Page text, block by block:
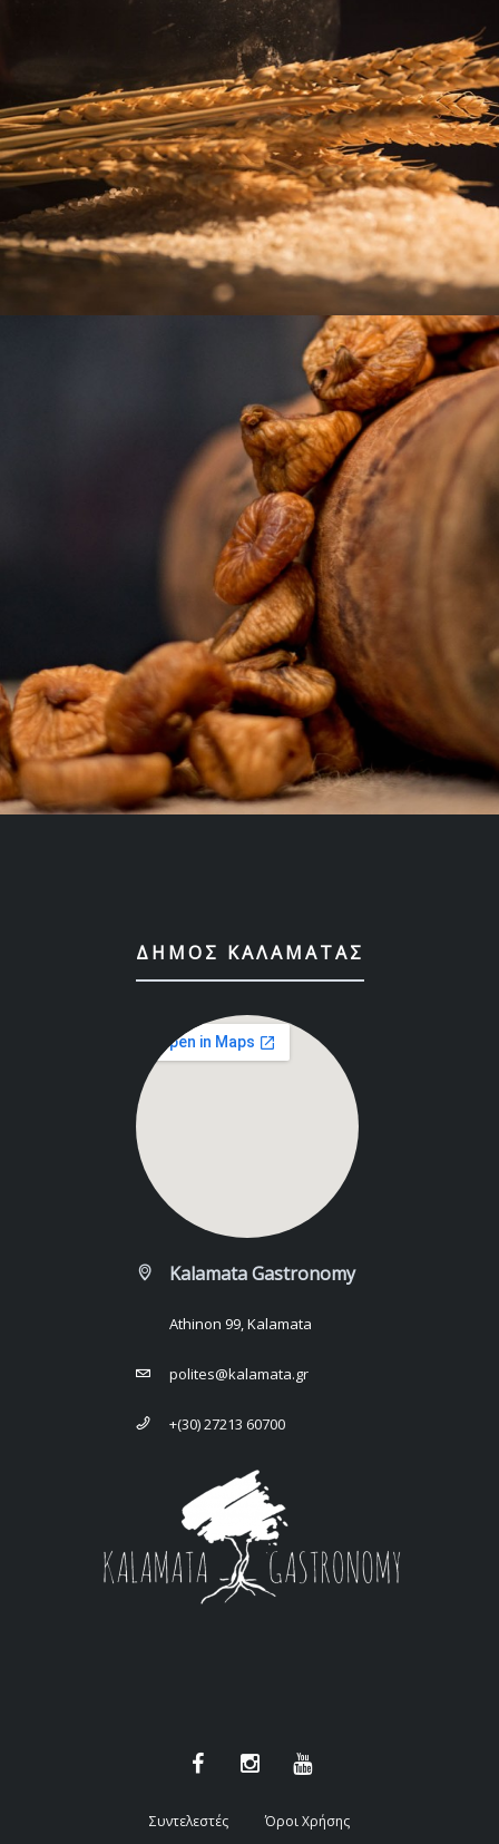
ΔΉΜΟΣ ΚΑΛΑΜΆΤΑΣ
Kalamata Gastronomy
Athinon 99, Kalamata
polites@kalamata.gr
+(30) 27213 60700
Συντελεστές Όροι Χρήσης